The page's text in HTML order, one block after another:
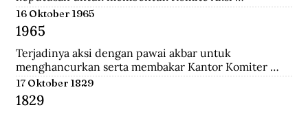
Pembebasan Irian Barat di tiap penjuru Indonesia. Di
Jakarta telah berlangsung demonstrasi pemuda yang
diikuti oleh 100.000 orang untuk menuntut
pembebasan Irian Barat.
16 Oktober 1965
1965
Terjadinya aksi dengan pawai akbar untuk
menghancurkan serta membakar Kantor Komiter
Daerah Besar PKI di Jalan Pahlawan, Surabaya.
17 Oktober 1829
1829